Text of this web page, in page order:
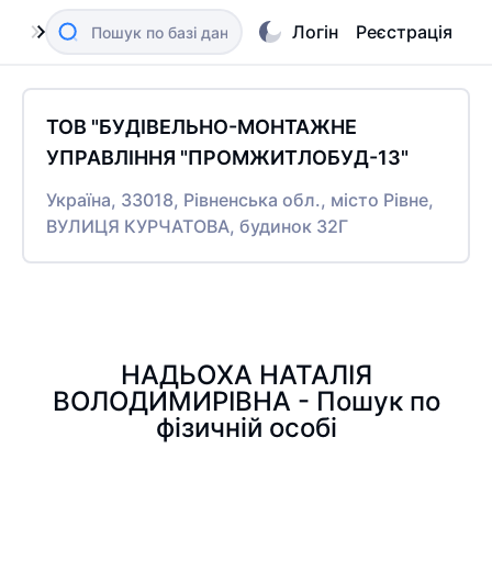
Логін Реєстрація
ТОВ "БУДІВЕЛЬНО-МОНТАЖНЕ
УПРАВЛІННЯ "ПРОМЖИТЛОБУД-13"
Україна, 33018, Рівненська обл., місто Рівне,
ВУЛИЦЯ КУРЧАТОВА, будинок 32Г
НАДЬОХА НАТАЛІЯ
ВОЛОДИМИРІВНА - Пошук по
фізичній особі